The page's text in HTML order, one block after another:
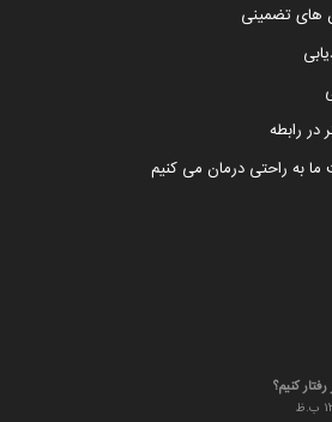
های تضمینی
رابطه
به راحتی درمان می کنیم
کنیم؟